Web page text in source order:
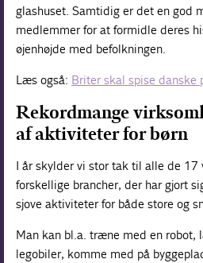
glashuset. Samtidig er det en god
medlemmer for at formidle deres
øjenhøjde med befolkningen.
Læs også: Briter skal spise danske
Rekordmange
af aktiviteter for børn
I år skylder vi stor tak til alle de 17
forskellige brancher, der har gjort
sjove aktiviteter for både store og
Man kan bl.a. træne med en robot,
legobiler, komme med på